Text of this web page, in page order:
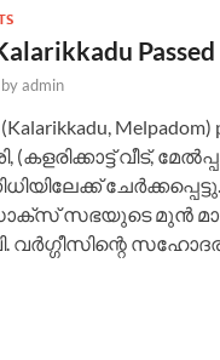
byadmin
(Kalarikkadu,
വീട്,
സഭയുടെ മുൻ
വർഗ്ഗീസിന്റെ